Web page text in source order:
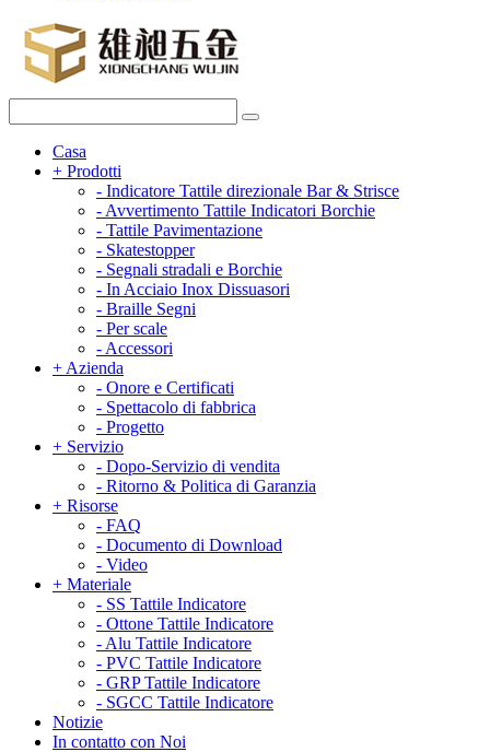
Casa
+ Prodotti
- Indicatore Tattile direzionale Bar & Strisce
- Avvertimento Tattile Indicatori Borchie
- Tattile Pavimentazione
- Skatestopper
- Segnali stradali e Borchie
- In Acciaio Inox Dissuasori
- Braille Segni
- Per scale
- Accessori
+ Azienda
- Onore e Certificati
- Spettacolo di fabbrica
- Progetto
+ Servizio
- Dopo-Servizio di vendita
- Ritorno & Politica di Garanzia
+ Risorse
- FAQ
- Documento di Download
- Video
+ Materiale
- SS Tattile Indicatore
- Ottone Tattile Indicatore
- Alu Tattile Indicatore
- PVC Tattile Indicatore
- GRP Tattile Indicatore
- SGCC Tattile Indicatore
Notizie
In contatto con Noi